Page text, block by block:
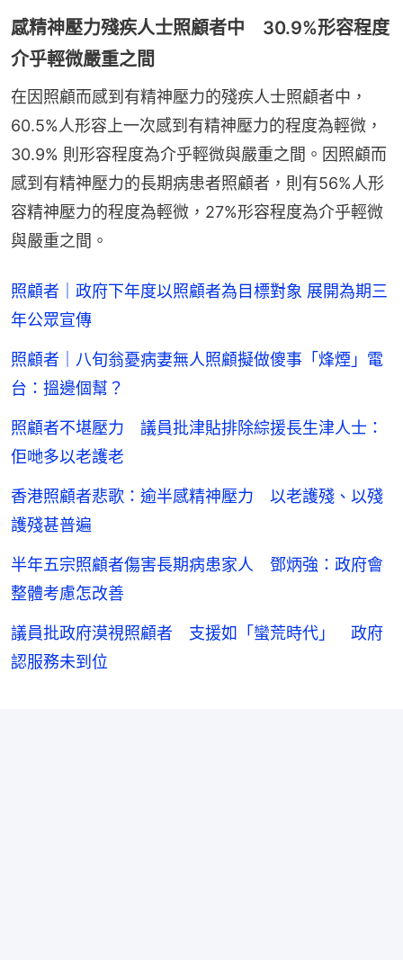
感精神壓力殘疾人士照顧者中 30.9%形容程度
介乎輕微嚴重之間
在因照顧而感到有精神壓力的殘疾人士照顧者中，
60.5%人形容上一次感到有精神壓力的程度為輕微，
30.9% 則形容程度為介乎輕微與嚴重之間。因照顧而
感到有精神壓力的長期病患者照顧者，則有56%人形
容精神壓力的程度為輕微，27%形容程度為介乎輕微
與嚴重之間。
照顧者｜政府下年度以照顧者為目標對象 展開為期三
年公眾宣傳
照顧者｜八旬翁憂病妻無人照顧擬做傻事「烽煙」電
台：搵邊個幫？
照顧者不堪壓力 議員批津貼排除綜援長生津人士：
佢哋多以老護老
香港照顧者悲歌：逾半感精神壓力 以老護殘、以殘
護殘甚普遍
半年五宗照顧者傷害長期病患家人 鄧炳強：政府會
整體考慮怎改善
議員批政府漠視照顧者 支援如「蠻荒時代」 政府
認服務未到位